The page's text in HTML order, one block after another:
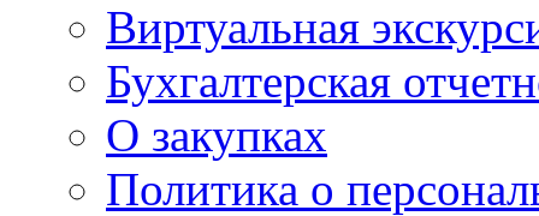
Виртуальная
Бухгалтерская
О закупках
Политика о